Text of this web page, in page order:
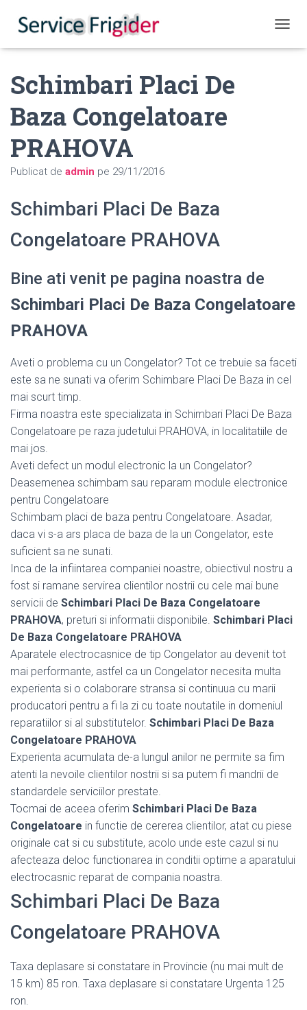
Schimbari Placi De
Baza Congelatoare
PRAHOVA
Publicat de admin pe 29/11/2016
Schimbari Placi De Baza
Congelatoare PRAHOVA
Bine ati venit pe pagina noastra de
Schimbari Placi De Baza Congelatoare
PRAHOVA
Aveti o problema cu un Congelator? Tot ce trebuie sa faceti
este sa ne sunati va oferim Schimbare Placi De Baza in cel
mai scurt timp.
Firma noastra este specializata in Schimbari Placi De Baza
Congelatoare pe raza judetului PRAHOVA, in localitatiile de
mai jos.
Aveti defect un modul electronic la un Congelator?
Deasemenea schimbam sau reparam module electronice
pentru Congelatoare
Schimbam placi de baza pentru Congelatoare. Asadar,
daca vi s-a ars placa de baza de la un Congelator, este
suficient sa ne sunati.
Inca de la infiintarea companiei noastre, obiectivul nostru a
fost si ramane servirea clientilor nostrii cu cele mai bune
servicii de Schimbari Placi De Baza Congelatoare
PRAHOVA, preturi si informatii disponibile. Schimbari Placi
De Baza Congelatoare PRAHOVA
Aparatele electrocasnice de tip Congelator au devenit tot
mai performante, astfel ca un Congelator necesita multa
experienta si o colaborare stransa si continuua cu marii
producatori pentru a fi la zi cu toate noutatile in domeniul
reparatiilor si al substitutelor. Schimbari Placi De Baza
Congelatoare PRAHOVA
Experienta acumulata de-a lungul anilor ne permite sa fim
atenti la nevoile clientilor nostrii si sa putem fi mandrii de
standardele serviciilor prestate.
Tocmai de aceea oferim Schimbari Placi De Baza
Congelatoare in functie de cererea clientilor, atat cu piese
originale cat si cu substitute, acolo unde este cazul si nu
afecteaza deloc functionarea in conditii optime a aparatului
electrocasnic reparat de compania noastra.
Schimbari Placi De Baza
Congelatoare PRAHOVA
Taxa deplasare si constatare in Provincie (nu mai mult de
15 km) 85 ron. Taxa deplasare si constatare Urgenta 125
ron.